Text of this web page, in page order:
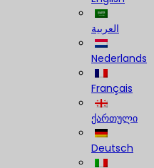
العربية
Nederlands
Français
ქართული
Deutsch